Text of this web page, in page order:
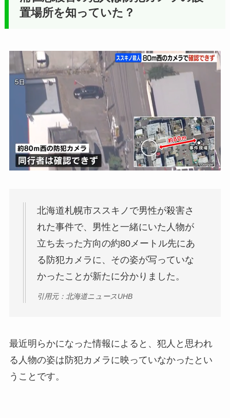
置場所を知っていた？
北海道札幌市ススキノで男性が殺害さ
れた事件で、男性と一緒にいた人物が
立ち去った方向の約80メートル先にあ
る防犯カメラに、その姿が写っていな
かったことが新たに分かりました。
引用元：北海道ニュースUHB
最近明らかになった情報によると、犯人と思われ
る人物の姿は防犯カメラに映っていなかったとい
うことです。